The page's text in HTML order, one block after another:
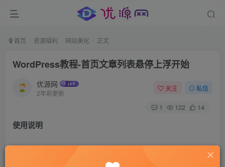
首页 资源福利 网站美化 正文
WordPress教程-首页文章列表悬停上浮开始
优源网
2年前更新
关注 私信
1 122 14
使用说明